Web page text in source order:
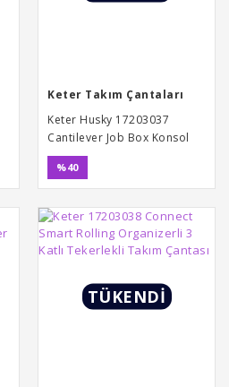
Keter Takım Çantaları
Keter Husky 17203037
Cantilever Job Box Konsol
Kapak Tekerlekli Takım
Sandığı
%40
TÜKENDİ